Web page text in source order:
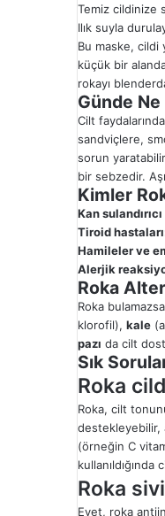
Temiz cildinize
Ilık suyla
Bu maske, cildi
küçük bir
rokayı
Günde
Cilt
sandviçlere,
sorun
bir sebzedir.
Kimler
Kan
Tiroid
Hamileler ve
Alerjik
Roka
Roka
klorofil), kale
pazı da cilt
Sık
Roka
Roka, cilt
destekleyebilir,
(örneğin C
Roka
Evet, roka